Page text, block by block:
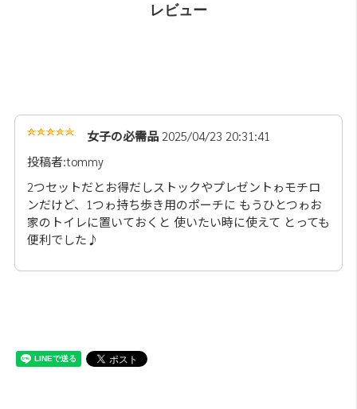
レビュー
女子の必需品2025/04/23 20:31:41
投稿者:tommy
2つセットだとお得だしストックやプレゼントゎモチロ
ンだけど、1つゎ持ち歩き用のポーチに もうひとつゎお
家のトイレに置いておくと 使いたい時に使えて とっても
便利でした♪